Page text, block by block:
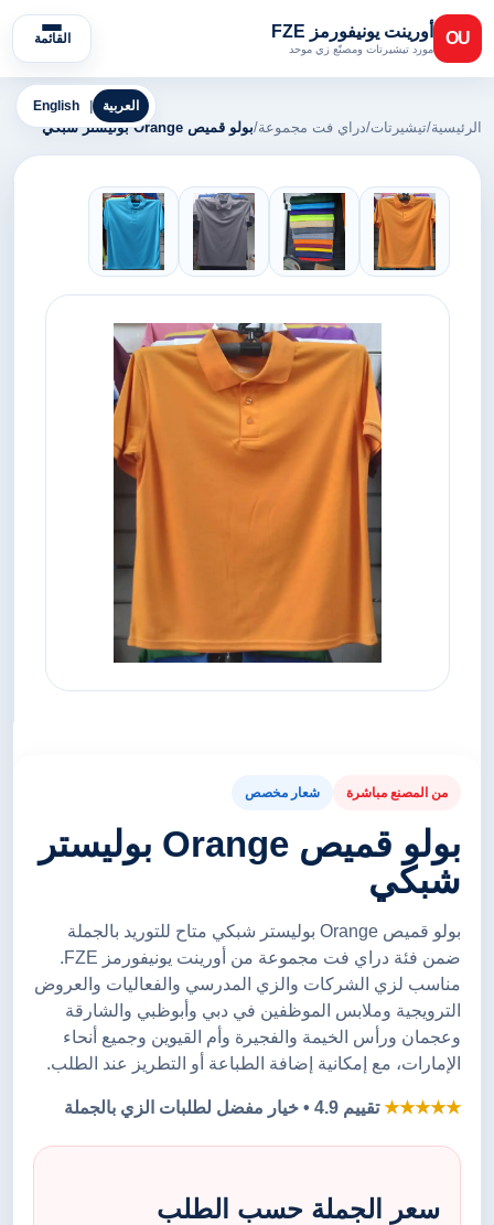
OU أورينت يونيفورمز FZE
مورد تيشيرتات ومصنّع زي موحد
القائمة
English العربية
الرئيسية/تيشيرتات/دراي فت مجموعة/بولو قميص Orange بوليستر شبكي
من المصنع مباشرة شعار مخصص
بولو قميص Orange بوليستر
شبكي
بولو قميص Orange بوليستر شبكي متاح للتوريد بالجملة
ضمن فئة دراي فت مجموعة من أورينت يونيفورمز FZE.
مناسب لزي الشركات والزي المدرسي والفعاليات والعروض
الترويجية وملابس الموظفين في دبي وأبوظبي والشارقة
وعجمان ورأس الخيمة والفجيرة وأم القيوين وجميع أنحاء
الإمارات، مع إمكانية إضافة الطباعة أو التطريز عند الطلب.
★★★★★تقييم 4.9 • خيار مفضل لطلبات الزي بالجملة
سعر الجملة حسب الطلب